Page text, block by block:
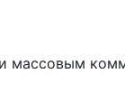
массовым